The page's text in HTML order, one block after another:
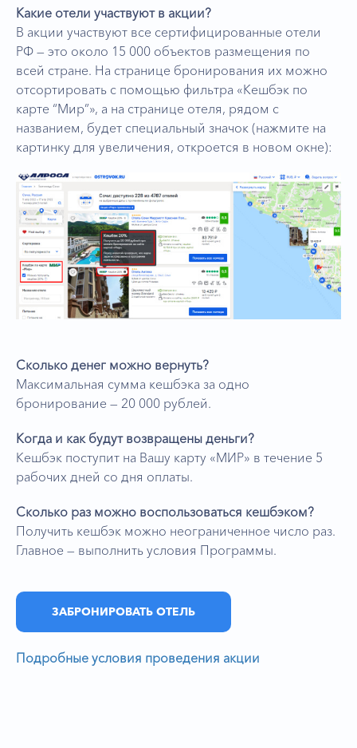
Какие отели участвуют в акции?
В акции участвуют все сертифицированные отели
РФ — это около 15 000 объектов размещения по
всей стране. На странице бронирования их можно
отсортировать с помощью фильтра «Кешбэк по
карте “Мир”», а на странице отеля, рядом с
названием, будет специальный значок (нажмите на
картинку для увеличения, откроется в новом окне):
Сколько денег можно вернуть?
Максимальная сумма кешбэка за одно
бронирование — 20 000 рублей.
Когда и как будут возвращены деньги?
Кешбэк поступит на Вашу карту «МИР» в течение 5
рабочих дней со дня оплаты.
Сколько раз можно воспользоваться кешбэком?
Получить кешбэк можно неограниченное число раз.
Главное — выполнить условия Программы.
ЗАБРОНИРОВАТЬ ОТЕЛЬ
Подробные условия проведения акции